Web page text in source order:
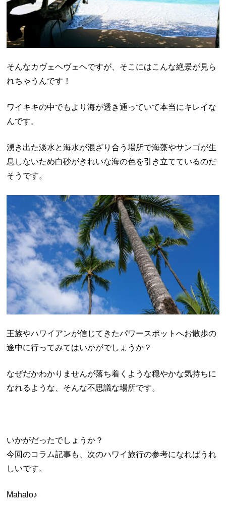
そんなカヴェヘヴェヘですが、そこにはこんな絶景が見ら
れちゃうんです！
ワイキキの中でもより海が透き通っていて本当にキレイな
んです。
湧き出た淡水と海水が混ざり合う場所で海藻やサンゴが生
息しないため白砂がきれいな海の色を引き立てているのだ
そうです。
王族やハワイアンが信じてきたパワースポットへお散歩の
途中に行ってみてはいかがでしょうか？
なぜだかわかりませんが落ち着くような穏やかな気持ちに
なれるような、そんな不思議な場所です。
いかがだったでしょうか？
今回のコラム記事も、次のハワイ旅行の参考になればうれ
しいです。
Mahalo♪